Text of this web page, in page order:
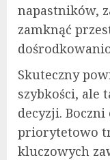
napastników,
zamknąć
Skuteczny
szybkości, ale
decyzji.
priorytetowo
kluczowych